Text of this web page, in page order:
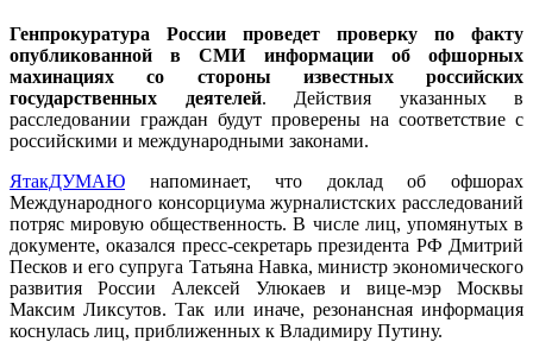
Генпрокуратура России проведет проверку по факту
опубликованной в СМИ информации об офшорных
махинациях со стороны известных российских
государственных деятелей. Действия указанных в
расследовании граждан будут проверены на соответствие с
российскими и международными законами.
ЯтакДУМАЮ напоминает, что доклад об офшорах
Международного консорциума журналистских расследований
потряс мировую общественность. В числе лиц, упомянутых в
документе, оказался пресс-секретарь президента РФ Дмитрий
Песков и его супруга Татьяна Навка, министр экономического
развития России Алексей Улюкаев и вице-мэр Москвы
Максим Ликсутов. Так или иначе, резонансная информация
коснулась лиц, приближенных к Владимиру Путину.